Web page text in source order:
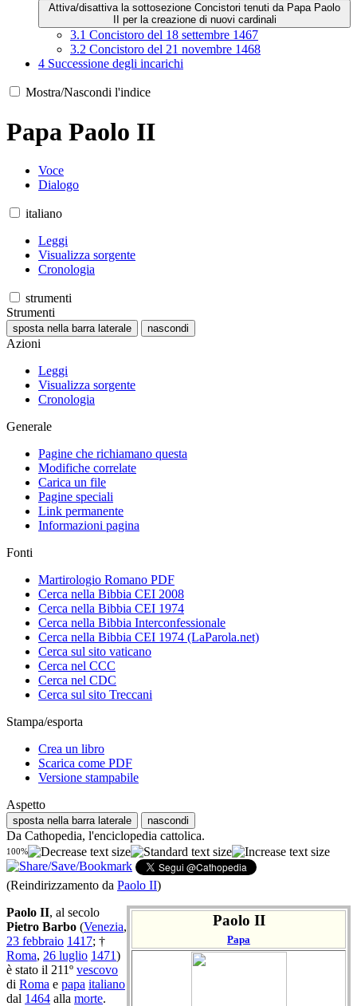
Attiva/disattiva la sottosezione Concistori tenuti da Papa Paolo
II per la creazione di nuovi cardinali
3.1 Concistoro del 18 settembre 1467
3.2 Concistoro del 21 novembre 1468
4 Successione degli incarichi
Mostra/Nascondi l'indice
Papa Paolo II
Voce
Dialogo
italiano
Leggi
Visualizza sorgente
Cronologia
strumenti
Strumenti
sposta nella barra laterale nascondi
Azioni
Leggi
Visualizza sorgente
Cronologia
Generale
Pagine che richiamano questa
Modifiche correlate
Carica un file
Pagine speciali
Link permanente
Informazioni pagina
Fonti
Martirologio Romano PDF
Cerca nella Bibbia CEI 2008
Cerca nella Bibbia CEI 1974
Cerca nella Bibbia Interconfessionale
Cerca nella Bibbia CEI 1974 (LaParola.net)
Cerca sul sito vaticano
Cerca nel CCC
Cerca nel CDC
Cerca sul sito Treccani
Stampa/esporta
Crea un libro
Scarica come PDF
Versione stampabile
Aspetto
sposta nella barra laterale nascondi
Da Cathopedia, l'enciclopedia cattolica.
100%
(Reindirizzamento da Paolo II)
Paolo II
Papa
Paolo II, al secolo
Pietro Barbo (Venezia,
23 febbraio 1417; †
Roma, 26 luglio 1471)
è stato il 211º vescovo
di Roma e papa italiano
dal 1464 alla morte.